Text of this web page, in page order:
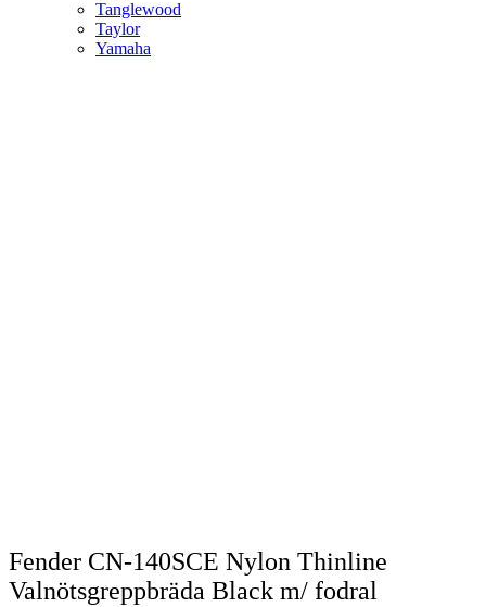
Tanglewood
Taylor
Yamaha
Fender CN-140SCE Nylon Thinline
Valnötsgreppbräda Black m/ fodral